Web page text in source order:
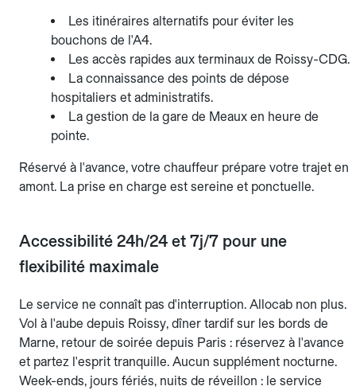
Les itinéraires alternatifs pour éviter les
bouchons de l'A4.
Les accès rapides aux terminaux de Roissy-CDG.
La connaissance des points de dépose
hospitaliers et administratifs.
La gestion de la gare de Meaux en heure de
pointe.
Réservé à l'avance, votre chauffeur prépare votre trajet en
amont. La prise en charge est sereine et ponctuelle.
Accessibilité 24h/24 et 7j/7 pour une
flexibilité maximale
Le service ne connaît pas d'interruption. Allocab non plus.
Vol à l'aube depuis Roissy, dîner tardif sur les bords de
Marne, retour de soirée depuis Paris : réservez à l'avance
et partez l'esprit tranquille. Aucun supplément nocturne.
Week-ends, jours fériés, nuits de réveillon : le service